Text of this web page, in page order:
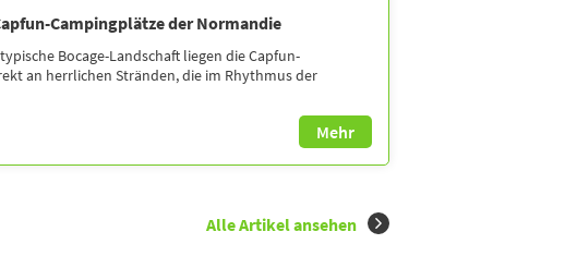
Campingplätze der Normandie
Bocage-Landschaft liegen die Capfun-
an herrlichen Stränden, die im Rhythmus der
Mehr
Alle Artikel ansehen